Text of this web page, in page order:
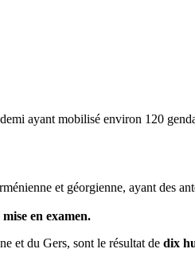
ayant mobilisé environ 120
et géorgienne, ayant des
en examen.
et du Gers, sont le résultat de dix